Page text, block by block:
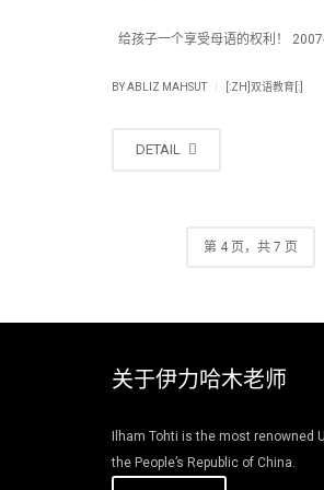
给孩子一个享受母语的权利！
BYABLIZ MAHSUT [:ZH]双语教育[:]
DETAIL
第 4 页，共 7 页
关于伊力哈木老师
Ilham Tohti is the most renowned
the People’s Republic of China.